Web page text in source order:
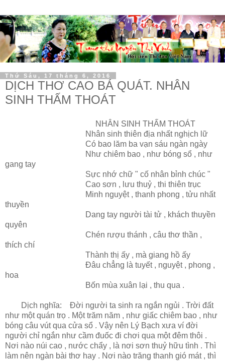
Thứ Sáu, 17 tháng 6, 2016
DỊCH THƠ CAO BÁ QUÁT. NHÂN
SINH THẤM THOÁT
NHÂN SINH THẤM THOÁT
Nhân sinh thiên địa nhất nghịch lữ
Có bao lăm ba vạn sáu ngàn ngày
Như chiêm bao , như bóng sổ , như
gang tay
Sực nhớ chữ " cố nhân bỉnh chúc "
Cao sơn , lưu thuỷ , thi thiên trục
Minh nguyệt , thanh phong , tửu nhất
thuyền
Dang tay người tài tử , khách thuyền
quyên
Chén rượu thánh , câu thơ thần ,
thích chí
Thành thị ấy , mà giang hồ ấy
Đâu chẳng là tuyết , nguyệt , phong ,
hoa
Bốn mùa xuân lại , thu qua .
Dịch nghĩa: Đời người ta sinh ra ngắn ngủi . Trời đất
như một quán trọ . Một trăm năm , như giấc chiêm bao , như
bóng câu vút qua cửa sổ . Vậy nên Lý Bạch xưa ví đời
người chỉ ngắn như cầm đuốc đi chơi qua một đêm thôi .
Nơi nào núi cao , nước chẩy , là nơi sơn thuỷ hữu tình . Thì
làm nên ngàn bài thơ hay . Nơi nào trăng thanh gió mát , thì